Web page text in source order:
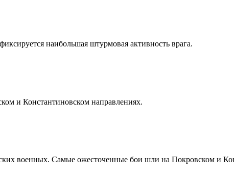
наибольшая штурмовая активность врага.
и Константиновском направлениях.
военных. Самые ожесточенные бои шли на Покровском и